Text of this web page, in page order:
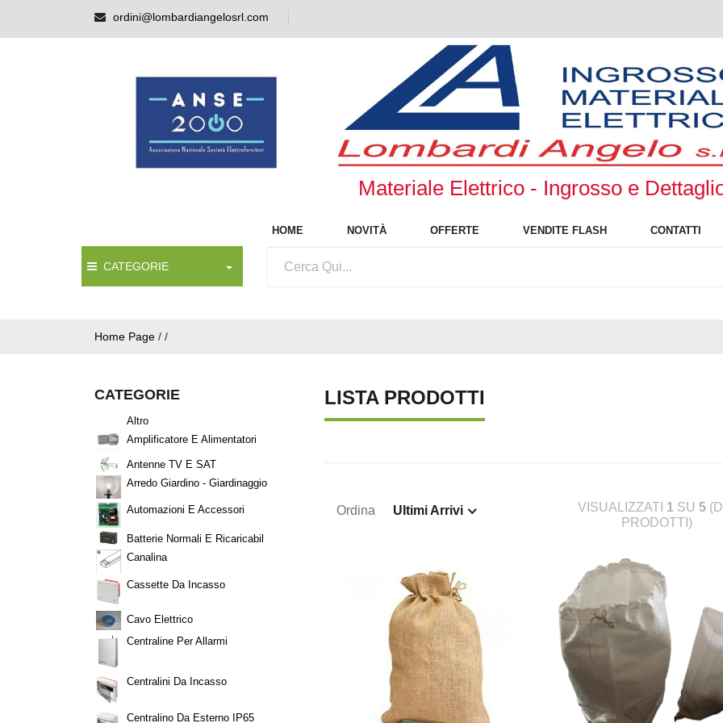
ordini@lombardiangelosrl.com
Materiale Elettrico - Ingrosso e
HOME NOVITÀ OFFERTE VENDITE FLASH CONTATTI
CATEGORIE
Home Page / /
CATEGORIE
Altro
Amplificatore E Alimentatori
Antenne TV E SAT
Arredo Giardino - Giardinaggio
Automazioni E Accessori
Batterie Normali E Ricaricabil
Canalina
Cassette Da Incasso
Cavo Elettrico
Centraline Per Allarmi
Centralini Da Incasso
Centralino Da Esterno IP65
LISTA PRODOTTI
Ordina Ultimi Arrivi VISUALIZZATI 1 SU 5
PRODOTTI)